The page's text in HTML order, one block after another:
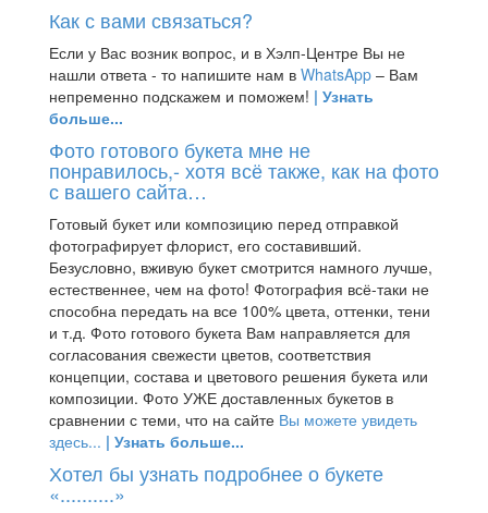
Как с вами связаться?
Если у Вас возник вопрос, и в Хэлп-Центре Вы не
нашли ответа - то напишите нам в WhatsApp – Вам
непременно подскажем и поможем! | Узнать
больше...
Фото готового букета мне не
понравилось,- хотя всё также, как на фото
с вашего сайта…
Готовый букет или композицию перед отправкой
фотографирует флорист, его составивший.
Безусловно, вживую букет смотрится намного лучше,
естественнее, чем на фото! Фотография всё-таки не
способна передать на все 100% цвета, оттенки, тени
и т.д. Фото готового букета Вам направляется для
согласования свежести цветов, соответствия
концепции, состава и цветового решения букета или
композиции. Фото УЖЕ доставленных букетов в
сравнении с теми, что на сайте Вы можете увидеть
здесь... | Узнать больше...
Хотел бы узнать подробнее о букете
«..........»